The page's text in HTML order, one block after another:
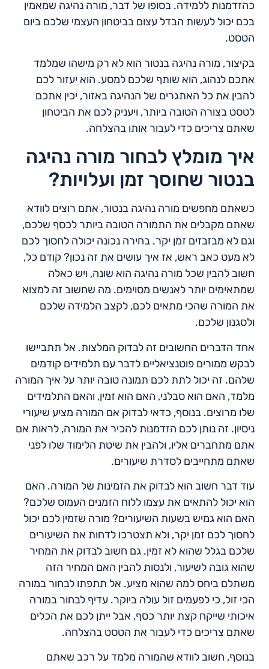
כהזדמנות ללמידה. בסופו של דבר, מורה נהיגה שמאמין
בכם יכול לעשות הבדל עצום בביטחון העצמי שלכם ביום
הטסט.
בקיצור, מורה נהיגה בנטור הוא לא רק מישהו שמלמד
אתכם לנהוג, הוא שותף שלכם למסע. הוא יעזור לכם
להבין את כל האתגרים של הנהיגה באזור, יכין אתכם
לטסט בצורה הטובה ביותר, ויעניק לכם את הביטחון
שאתם צריכים כדי לעבור אותו בהצלחה.
איך מומלץ לבחור מורה נהיגה
בנטור שחוסך זמן ועלויות?
כשאתם מחפשים מורה נהיגה בנטור, אתם רוצים לוודא
שאתם מקבלים את התמורה הטובה ביותר לכסף שלכם,
וגם לא מבזבזים זמן יקר. בחירה נכונה יכולה לחסוך לכם
לא מעט כאב ראש, אז איך עושים את זה נכון? קודם כל,
חשוב להבין שכל מורה נהיגה הוא שונה, ויש כאלה
שמתאימים יותר לאנשים מסוימים. מה שחשוב זה למצוא
את המורה שהכי מתאים לכם, לקצב הלמידה שלכם
ולסגנון שלכם.
אחד הדברים החשובים זה לבדוק המלצות. אל תתביישו
לבקש ממורים פוטנציאליים לדבר עם תלמידים קודמים
שלהם. זה יכול לתת לכם תמונה טובה יותר על איך המורה
מלמד, האם הוא סבלני, האם הוא זמין, והאם התלמידים
שלו מרוצים. בנוסף, כדאי לבדוק אם המורה מציע שיעורי
ניסיון. זה נותן לכם הזדמנות להכיר את המורה, לראות אם
אתם מתחברים אליו, ולהבין את שיטת הלימוד שלו לפני
שאתם מתחייבים לסדרת שיעורים.
עוד דבר חשוב הוא לבדוק את הזמינות של המורה. האם
הוא יכול להתאים את עצמו ללוח הזמנים העמוס שלכם?
האם הוא גמיש בשעות השיעורים? מורה שזמין לכם יכול
לחסוך לכם זמן יקר, ולא תצטרכו לדחות את השיעורים
שלכם בגלל שהוא לא זמין. גם חשוב לבדוק את המחיר
שהוא גובה לשיעור, ולנסות להבין האם המחיר הזה
משתלם ביחס למה שהוא מציע. אל תתפתו לבחור במורה
הכי זול, כי לפעמים זול עולה ביוקר. עדיף לבחור במורה
איכותי שייקח קצת יותר כסף, אבל ייתן לכם את הכלים
שאתם צריכים כדי לעבור את הטסט בהצלחה.
בנוסף, חשוב לוודא שהמורה מלמד על רכב שאתם